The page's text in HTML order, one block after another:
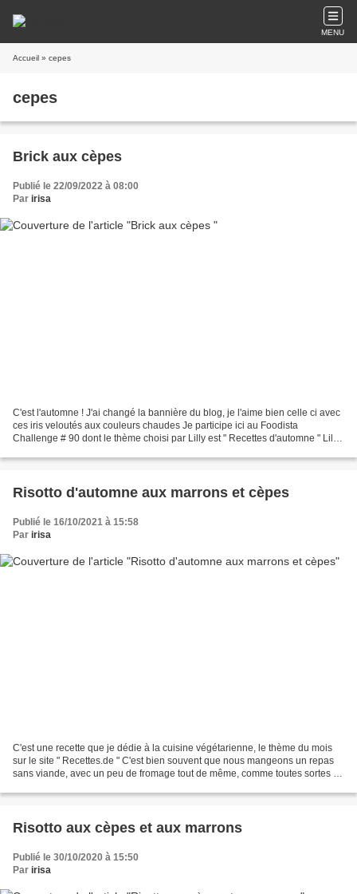
MENU
Accueil » cepes
cepes
Brick aux cèpes
Publié le 22/09/2022 à 08:00
Par irisa
C'est l'automne ! J'ai changé la bannière du blog, je l'aime bien celle ci avec
ces iris veloutés aux couleurs chaudes Je participe ici au Foodista
Challenge # 90 dont le thème choisi par Lilly est " Recettes d'automne " Lilly
Risotto d'automne aux marrons et cèpes
Publié le 16/10/2021 à 15:58
Par irisa
C'est une recette que je dédie à la cuisine végétarienne, le thème du mois
sur le site " Recettes.de " C'est bien souvent que nous mangeons un repas
sans viande, avec un peu de fromage tout de même, comme toutes sortes de
Risotto aux cèpes et aux marrons
Publié le 30/10/2020 à 15:50
Par irisa